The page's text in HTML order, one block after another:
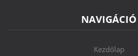
NAVIGÁCIÓ
Kezdőlap